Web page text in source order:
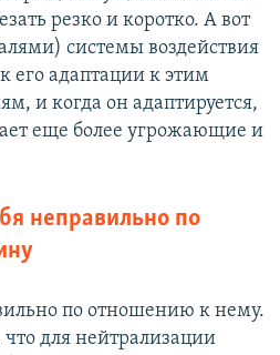
резко и коротко. А вот
системы воздействия
его адаптации к этим
и когда он адаптируется,
еще более угрожающие и
неправильно по
по отношению к нему.
что для нейтрализации